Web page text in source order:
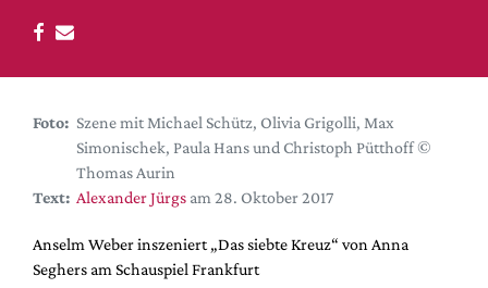
DdB-map
Premierensuche
Festival-Planer
Hefte
Alle Hefte
Leseproben
Foto: Szene mit Michael Schütz, Olivia Grigolli, Max
Simonischek, Paula Hans und Christoph Pütthoff ©
Thomas Aurin
Text: Alexander Jürgs am 28. Oktober 2017
Anselm Weber inszeniert „Das siebte Kreuz“ von Anna
Seghers am Schauspiel Frankfurt